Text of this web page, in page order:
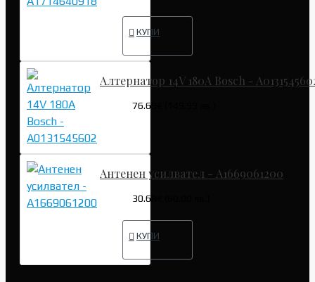
КУПИ
Алтернатор 14V 180A Bosch -
76.69€ (149.99 лв.)
Антенен усилвател - A1669061200
30.68€ (60.00 лв.)
КУПИ